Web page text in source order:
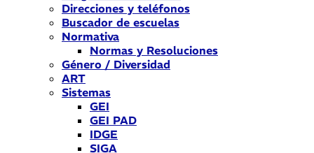
Direcciones y teléfonos
Buscador de escuelas
Normativa
Normas y Resoluciones
Género / Diversidad
ART
Sistemas
GEI
GEI PAD
IDGE
SIGA